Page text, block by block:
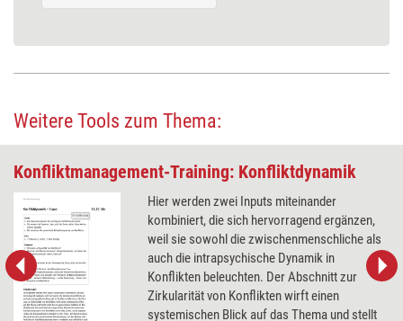
Weitere Tools zum Thema:
Konfliktmanagement-Training: Konfliktdynamik
Hier werden zwei Inputs miteinander
kombiniert, die sich hervorragend ergänzen,
weil sie sowohl die zwischenmenschliche als
auch die intrapsychische Dynamik in
Konflikten beleuchten. Der Abschnitt zur
Zirkularität von Konflikten wirft einen
systemischen Blick auf das Thema und stellt